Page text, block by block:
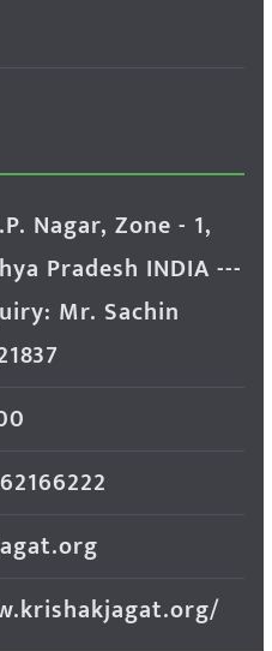
Nagar, Zone - 1,
Pradesh INDIA ---
Mr. Sachin